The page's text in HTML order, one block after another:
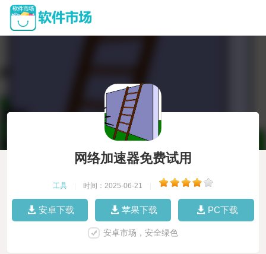
网络加速器免费试用
工具 时间：2025-06-21
安卓下载 苹果下载 PC下载
安卓市场，安全绿色